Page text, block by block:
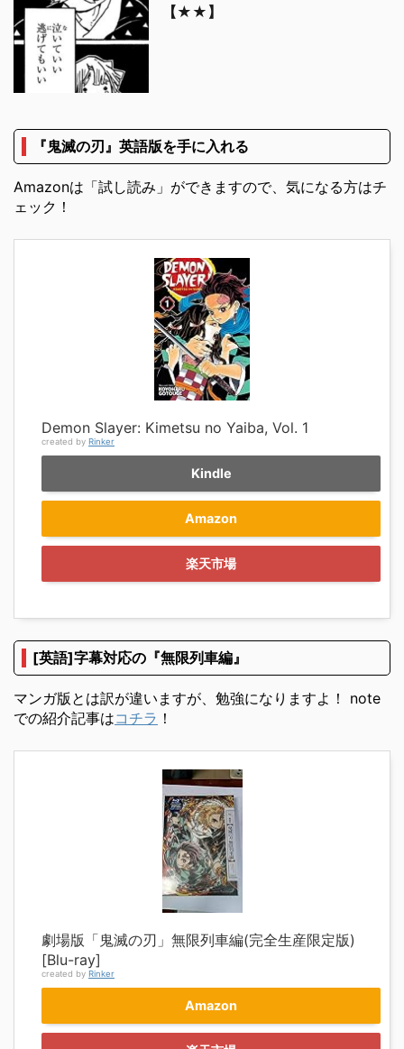
【★★】
『鬼滅の刃』英語版を手に入れる
Amazonは「試し読み」ができますので、気になる方はチ
ェック！
Demon Slayer: Kimetsu no Yaiba, Vol. 1
created by Rinker
Kindle
Amazon
楽天市場
[英語]字幕対応の『無限列車編』
マンガ版とは訳が違いますが、勉強になりますよ！ note
での紹介記事はコチラ ！
劇場版「鬼滅の刃」無限列車編(完全生産限定版)
[Blu-ray]
created by Rinker
Amazon